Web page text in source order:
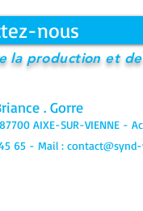
nous
la production et
. Gorre
87700 AIXE-SUR-VIENNE -
65 - Mail :